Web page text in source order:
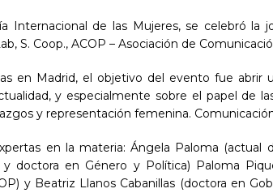
de las Mujeres, se celebró la
S. Coop., ACOP – Asociación de
en Madrid, el objetivo del evento fue
y especialmente sobre el papel de
y representación femenina.
en la materia: Ángela Paloma
doctora en Género y Política) Paloma
y Beatriz Llanos Cabanillas (doctora en